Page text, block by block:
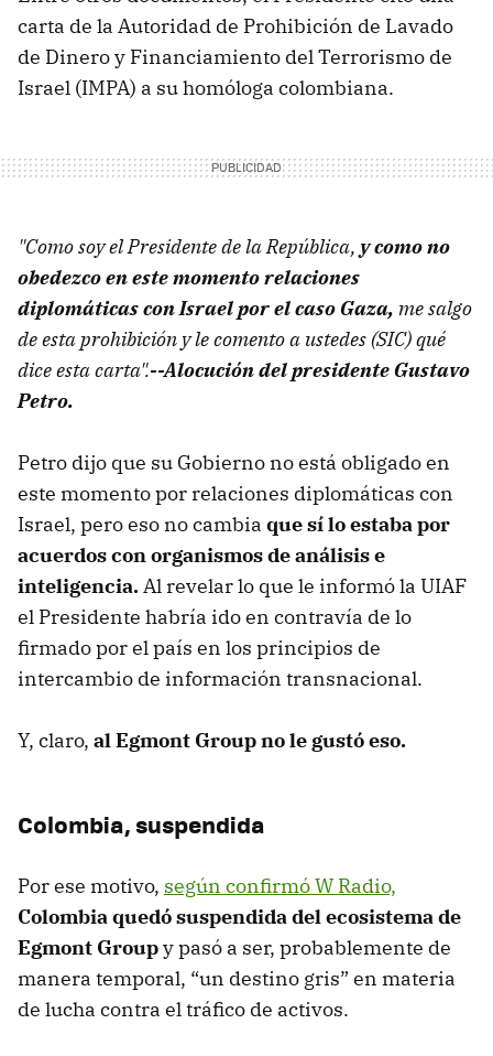
carta de la Autoridad de Prohibición de Lavado
de Dinero y Financiamiento del Terrorismo de
Israel (IMPA) a su homóloga colombiana.
"Como soy el Presidente de la República, y como no
obedezco en este momento relaciones
diplomáticas con Israel por el caso Gaza, me salgo
de esta prohibición y le comento a ustedes (SIC) qué
dice esta carta".--Alocución del presidente Gustavo
Petro.
Petro dijo que su Gobierno no está obligado en
este momento por relaciones diplomáticas con
Israel, pero eso no cambia que sí lo estaba por
acuerdos con organismos de análisis e
inteligencia.Al revelar lo que le informó la UIAF
el Presidente habría ido en contravía de lo
firmado por el país en los principios de
intercambio de información transnacional.
Y, claro, al Egmont Group no le gustó eso.
Colombia, suspendida
Por ese motivo, según confirmó W Radio,
Colombia quedó suspendida del ecosistema de
Egmont Groupy pasó a ser, probablemente de
manera temporal, “un destino gris” en materia
de lucha contra el tráfico de activos.